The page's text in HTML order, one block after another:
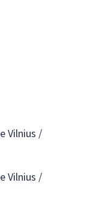
Vilnius /
Vilnius /